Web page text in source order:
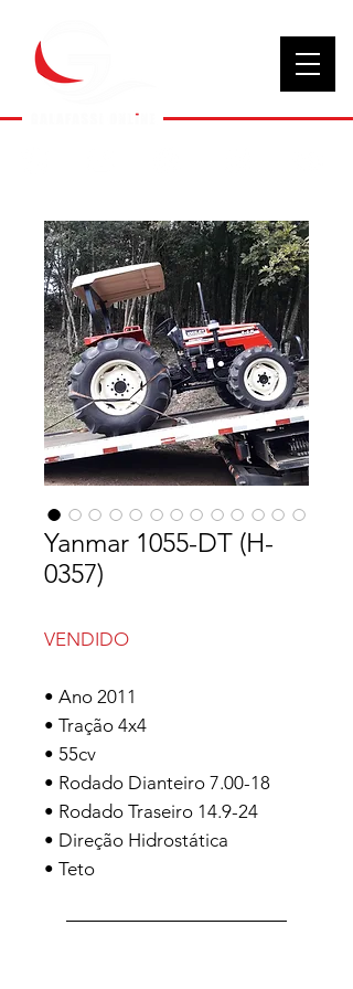
Yanmar 1055-DT (H-
0357)
VENDIDO
• Ano 2011
• Tração 4x4
• 55cv
• Rodado Dianteiro 7.00-18
• Rodado Traseiro 14.9-24
• Direção Hidrostática
• Teto